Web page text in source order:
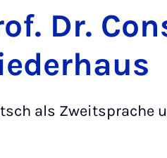
Dr.
als Zweitsprache